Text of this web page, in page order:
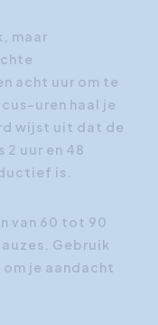
maar
acht uur om te
uren haal je
wijst uit dat de
uur en 48
is.
van 60 tot 90
Gebruik
je aandacht